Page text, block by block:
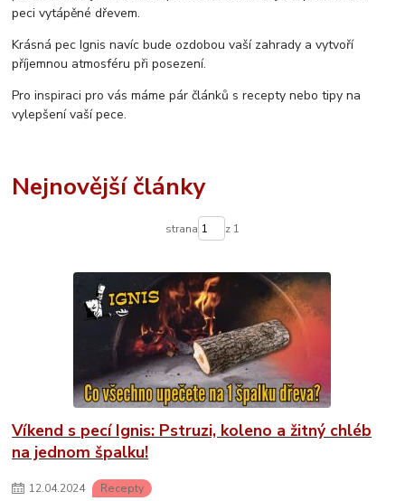
vánoční výstava
peci vytápěné dřevem.
Krásná pec Ignis navíc bude ozdobou vaší zahrady a vytvoří
příjemnou atmosféru při posezení.
Pro inspiraci pro vás máme pár článků s recepty nebo tipy na
vylepšení vaší pece.
Nejnovější články
strana z 1
Víkend s pecí Ignis: Pstruzi, koleno a žitný chléb
na jednom špalku!
12.04.2024 Recepty